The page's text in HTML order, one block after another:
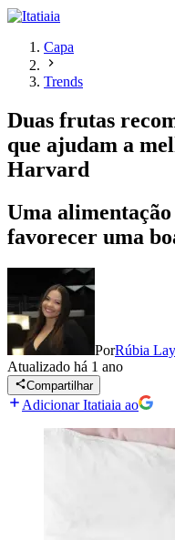
Capa
Trends
Duas frutas
que ajudam a
Harvard
Uma
favorecer uma
PorRúbia
Atualizado há 1 ano
Compartilhar
Adicionar Itatiaia ao